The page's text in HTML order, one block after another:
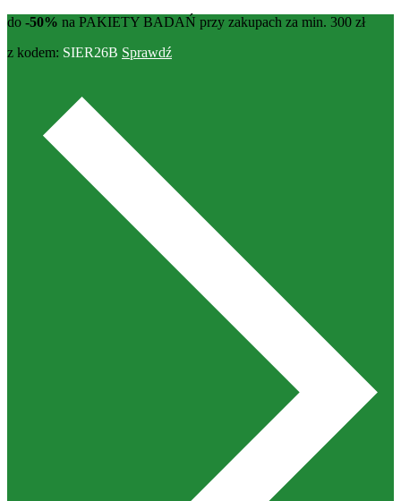
do -50% na PAKIETY BADAŃ przy zakupach za min. 300 zł
z kodem: SIER26B Sprawdź